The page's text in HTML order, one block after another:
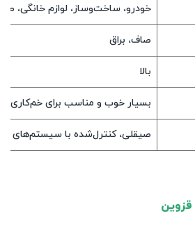
خودرو، ساخت‌وساز، لوازم خانگی،
صاف، براق
بالا
بسیار خوب و مناسب برای
صیقلی، کنترل‌شده با سیستم‌های